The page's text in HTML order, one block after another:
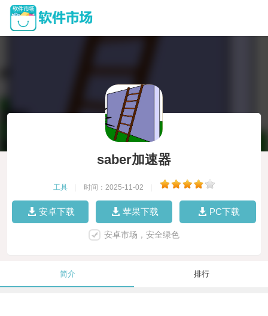
saber加速器
工具 时间：2025-11-02
安卓下载 苹果下载 PC下载
安卓市场，安全绿色
简介 排行